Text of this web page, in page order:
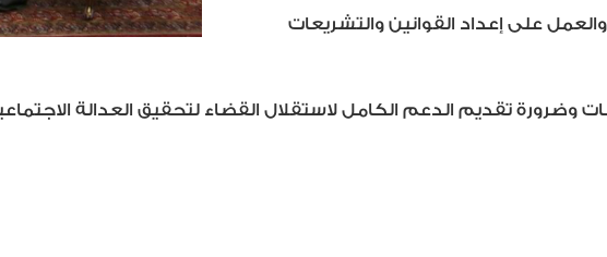
على إعداد القوانين والتشريعات
وضرورة تقديم الدعم الكامل لاستقلال القضاء لتحقيق العدالة